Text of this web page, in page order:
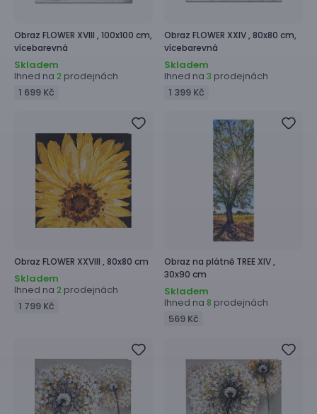
Obraz FLOWER XVIII , 100x100 cm,
vícebarevná
Skladem
Ihned na 2 prodejnách
1 699 Kč
Obraz FLOWER XXIV , 80x80 cm,
vícebarevná
Skladem
Ihned na 3 prodejnách
1 399 Kč
Obraz FLOWER XXVIII , 80x80 cm
Skladem
Ihned na 2 prodejnách
1 799 Kč
Obraz na plátně TREE XIV ,
30x90 cm
Skladem
Ihned na 8 prodejnách
569 Kč